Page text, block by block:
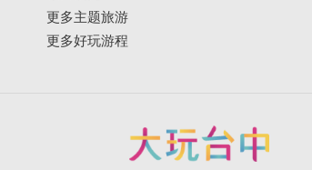
更多主题旅游
更多好玩游程